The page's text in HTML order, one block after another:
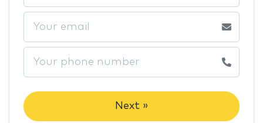
Next »